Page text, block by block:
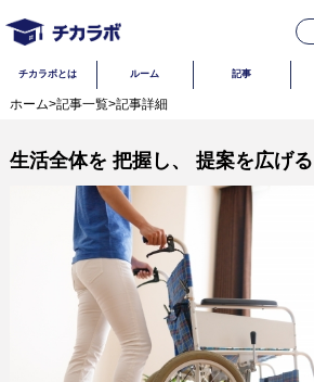
チカラボとは ルーム 記事
ホーム>記事一覧>記事詳細
生活全体を 把握し、 提案を広げる